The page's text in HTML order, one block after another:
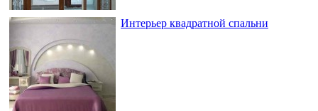
Интерьер квадратной спальни